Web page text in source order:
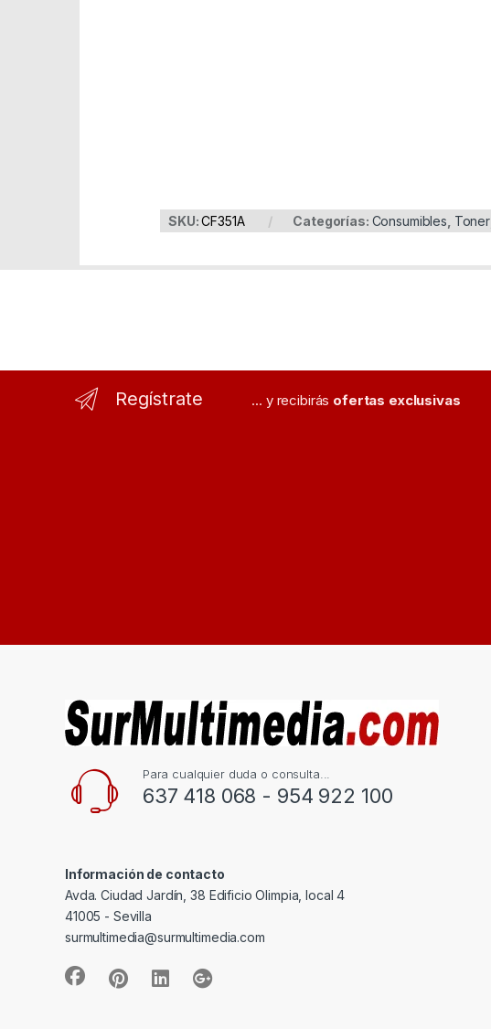
SKU:CF351A Categorías: Consumibles Toner
Regístrate ... y recibirás ofertas exclusivas
Para cualquier duda o consulta...
637 418 068 - 954 922 100
Información de contacto
Avda. Ciudad Jardín, 38 Edificio Olimpia, local 4
41005 - Sevilla
surmultimedia@surmultimedia.com